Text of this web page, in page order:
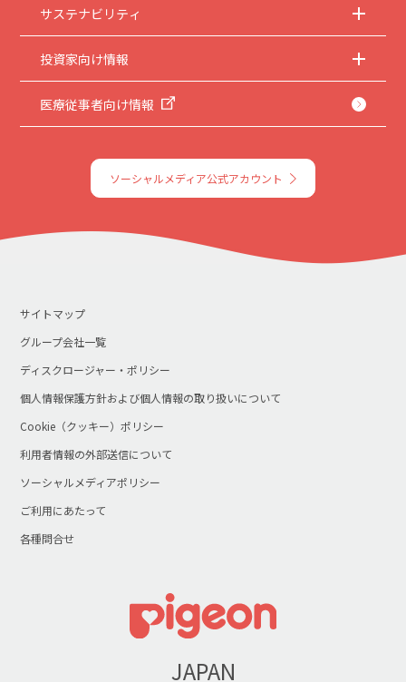
サステナビリティ
投資家向け情報
医療従事者向け情報
ソーシャルメディア公式アカウント
サイトマップ
グループ会社一覧
ディスクロージャー・ポリシー
個人情報保護方針および個人情報の取り扱いについて
Cookie（クッキー）ポリシー
利用者情報の外部送信について
ソーシャルメディアポリシー
ご利用にあたって
各種問合せ
JAPAN